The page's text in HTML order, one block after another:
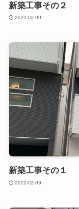
新築工事その２
2022-02-09
新築工事その１
2022-02-09